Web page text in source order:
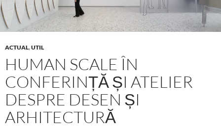
ACTUAL,UTIL
HUMAN SCALE ÎN
CONFERINȚĂ ȘI ATELIER
DESPRE DESEN ȘI
ARHITECTURĂ